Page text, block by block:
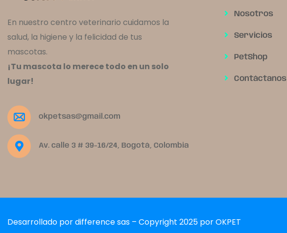
En nuestro centro veterinario cuidamos la
salud, la higiene y la felicidad de tus
mascotas.
¡Tu mascota lo merece todo en un solo
lugar!
okpetsas@gmail.com
Av. calle 3 # 39-16/24, Bogotá, Colombia
Nosotros
Servicios
PetShop
Contáctanos
Desarrollado por difference sas – Copyright 2025 por OKPET